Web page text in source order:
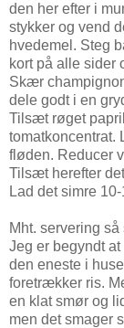
den her efter i
stykker og vend
hvedemel. Steg
kort på alle sider
Skær
dele godt i en
Tilsæt røget
tomatkoncentrat.
fløden. Reducer
Tilsæt herefter
Lad det simre
Mht. servering
Jeg er begyndt
den eneste i
foretrækker ris.
en klat smør og
men det smager